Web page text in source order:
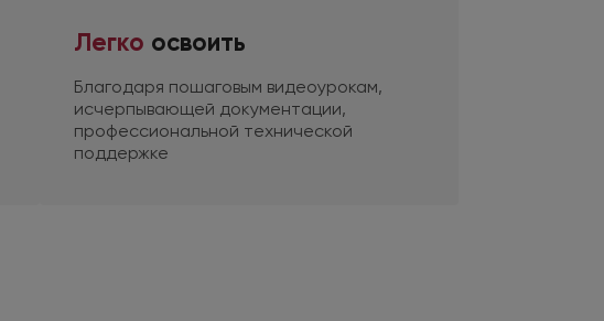
Легко освоить
Благодаря пошаговым видеоурокам,
исчерпывающей документации,
профессиональной технической
поддержке